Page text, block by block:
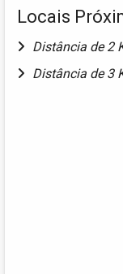
Locais
Distância de 2
Distância de 3